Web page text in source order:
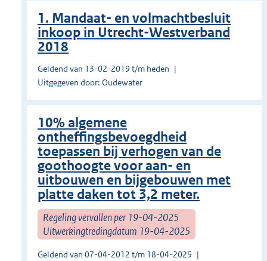
1. Mandaat- en volmachtbesluit
inkoop in Utrecht-Westverband
2018
Geldend van 13-02-2019 t/m heden
Uitgegeven door: Oudewater
10% algemene
ontheffingsbevoegdheid
toepassen bij verhogen van de
goothoogte voor aan- en
uitbouwen en bijgebouwen met
platte daken tot 3,2 meter.
Regeling vervallen per 19-04-2025
Uitwerkingtredingdatum 19-04-2025
Geldend van 07-04-2012 t/m 18-04-2025